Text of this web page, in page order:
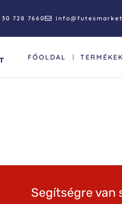
30 728 7660
FŐOLDAL TERMÉKEK
Segítségre van